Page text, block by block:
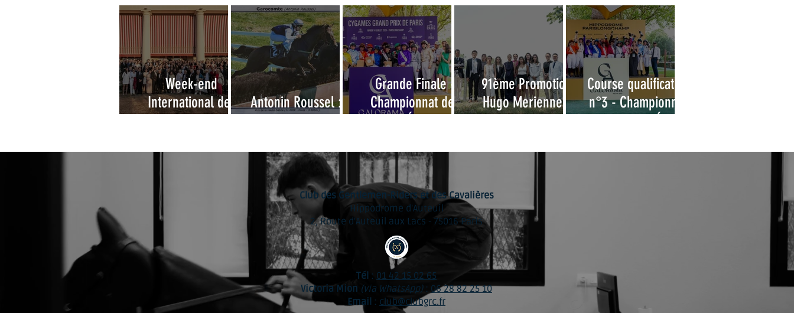
Week-end
International des
Antonin Roussel : 10
Grande Finale -
Championnat des
91ème Promotion
Hugo Merienne -
Course qualificative
n°3 - Championnat
Club des Gentlemen-Riders et des Cavalières
Hippodrome d'Auteuil
2, Route d'Auteuil aux Lacs - 75016 Paris
Tél : 01 42 15 02 65
Victoria Mion (via WhatsApp): 06 28 82 25 10
Email : club@clubgrc.fr